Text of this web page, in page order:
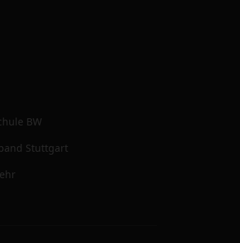
BW
Stuttgart